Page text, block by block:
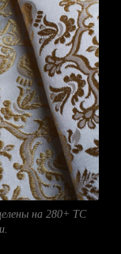
на 280+ TC